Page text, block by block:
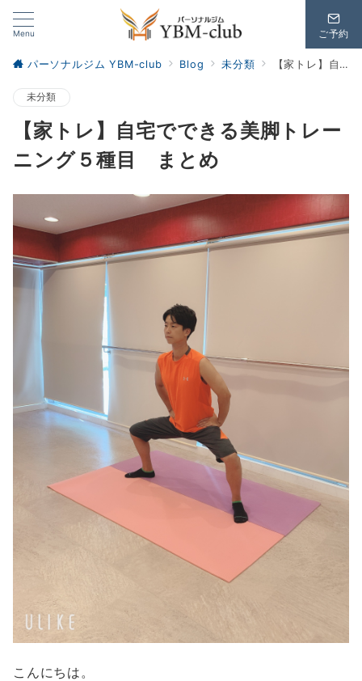
Menu ご予約
パーソナルジム YBM-club Blog 未分類 【家トレ】自宅でできる美脚トレーニング５種目 まとめ
未分類
【家トレ】自宅でできる美脚トレー
ニング５種目 まとめ
こんにちは。